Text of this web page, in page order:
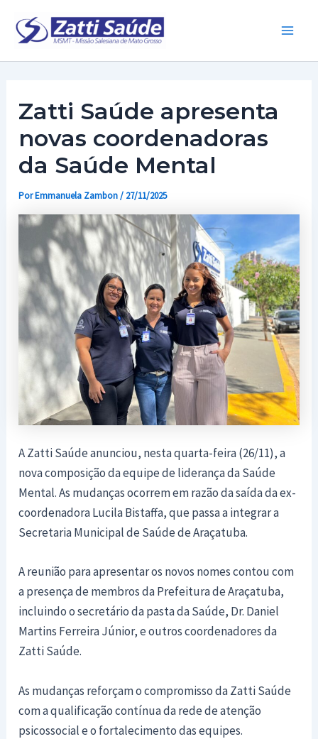
para
Zatti Saúde apresenta
novas coordenadoras
da Saúde Mental
PorEmmanuela Zambon/ 27/11/2025
A Zatti Saúde anunciou, nesta quarta-feira (26/11), a
nova composição da equipe de liderança da Saúde
Mental. As mudanças ocorrem em razão da saída da ex-
coordenadora Lucila Bistaffa, que passa a integrar a
Secretaria Municipal de Saúde de Araçatuba.
A reunião para apresentar os novos nomes contou com
a presença de membros da Prefeitura de Araçatuba,
incluindo o secretário da pasta da Saúde, Dr. Daniel
Martins Ferreira Júnior, e outros coordenadores da
Zatti Saúde.
As mudanças reforçam o compromisso da Zatti Saúde
com a qualificação contínua da rede de atenção
psicossocial e o fortalecimento das equipes.